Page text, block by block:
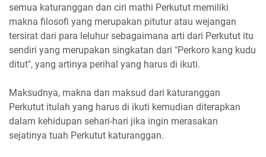
semua katuranggan dan ciri mathi Perkutut memiliki
makna filosofi yang merupakan pitutur atau wejangan
tersirat dari para leluhur sebagaimana arti dari Perkutut itu
sendiri yang merupakan singkatan dari "Perkoro kang kudu
ditut", yang artinya perihal yang harus di ikuti.
Maksudnya, makna dan maksud dari katuranggan
Perkutut itulah yang harus di ikuti kemudian diterapkan
dalam kehidupan sehari-hari jika ingin merasakan
sejatinya tuah Perkutut katuranggan.